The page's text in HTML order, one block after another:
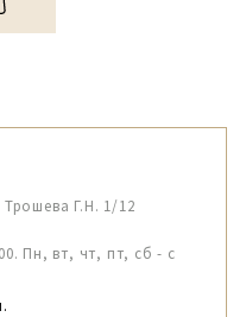
Г.Н. 1/12
Пн, вт, чт, пт, сб - с